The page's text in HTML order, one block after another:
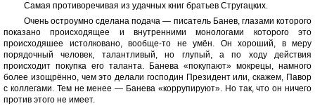
Самая противоречивая из удачных книг братьев Стругацких.
Очень остроумно сделана подача — писатель Банев, глазами которого
показано происходящее и внутренними монологами которого это
происходяшее истолковано, вообще-то не умён. Он хороший, в меру
порядочный человек, талантливый, но глупый, а по ходу действия
происходит покупка его таланта. Банева «покупают» мокрецы, намного
более изощрённо, чем это делали господин Президент или, скажем, Павор
с коллегами. Тем не менее — Банева «коррупируют». Но так, что он ничего
против этого не имеет.